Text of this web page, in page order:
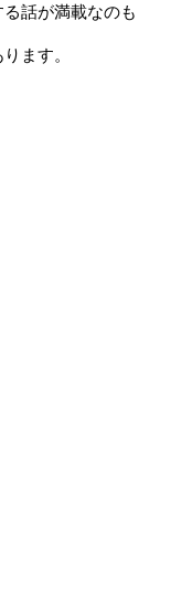
話が満載なのも
ます。